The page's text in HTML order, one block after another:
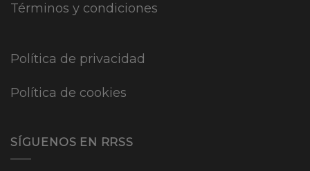
Términos y condiciones
Política de privacidad
Política de cookies
SÍGUENOS EN RRSS